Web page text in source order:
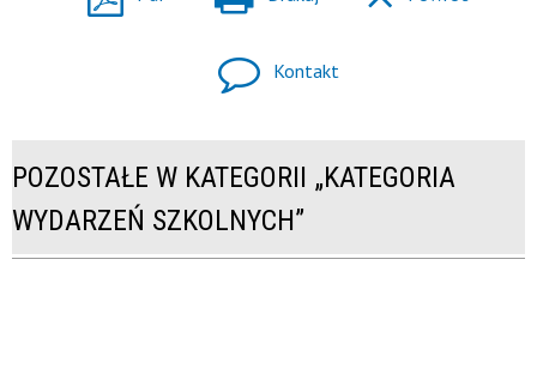
Kontakt
POZOSTAŁE W KATEGORII „KATEGORIA
WYDARZEŃ SZKOLNYCH”